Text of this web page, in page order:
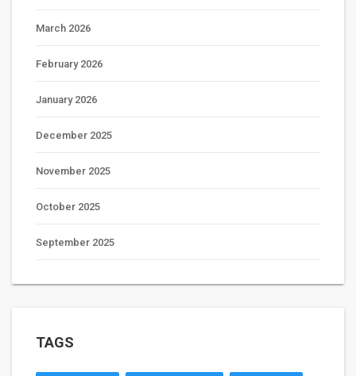
March 2026
February 2026
January 2026
December 2025
November 2025
October 2025
September 2025
TAGS